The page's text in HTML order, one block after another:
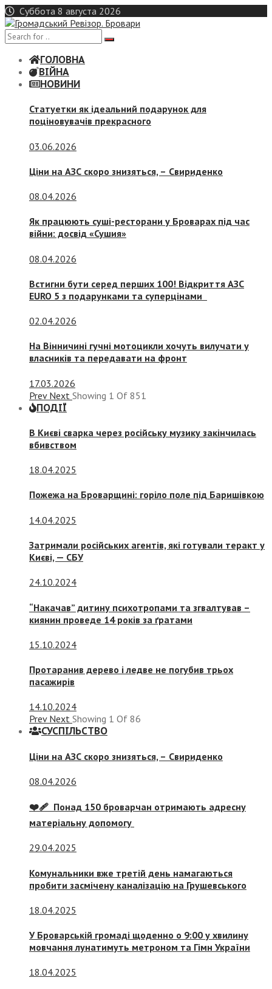
Skip
to
content
Суббота 8 августа 2026
ГОЛОВНА
ВІЙНА
НОВИНИ
Статуетки як ідеальний подарунок для
поціновувачів прекрасного
03.06.2026
Ціни на АЗС скоро знизяться, – Свириденко
08.04.2026
Як працюють суші-ресторани у Броварах під час
війни: досвід «Сушия»
08.04.2026
Встигни бути серед перших 100! Відкриття АЗС
EURO 5 з подарунками та суперцінами
02.04.2026
На Вінничині гучні мотоцикли хочуть вилучати у
власників та передавати на фронт
17.03.2026
Prev Next Showing 1 Of 851
ПОДІЇ
В Києві сварка через російську музику закінчилась
вбивством
18.04.2025
Пожежа на Броварщині: горіло поле під Баришівкою
14.04.2025
Затримали російських агентів, які готували теракт у
Києві, — СБУ
24.10.2024
“Накачав” дитину психотропами та згвалтував –
киянин проведе 14 років за ґратами
15.10.2024
Протаранив дерево і ледве не погубив трьох
пасажирів
14.10.2024
Prev Next Showing 1 Of 86
СУСПIЛЬСТВО
Ціни на АЗС скоро знизяться, – Свириденко
08.04.2026
❤️‍🩹 Понад 150 броварчан отримають адресну
матеріальну допомогу
29.04.2025
Комунальники вже третій день намагаються
пробити засмічену каналізацію на Грушевського
18.04.2025
У Броварській громаді щоденно о 9:00 у хвилину
мовчання лунатимуть метроном та Гімн України
18.04.2025